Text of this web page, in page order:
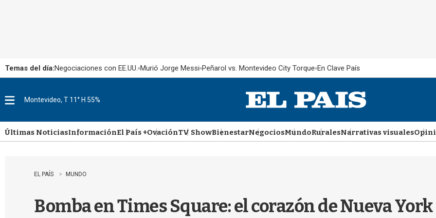
Temas del día:Negociaciones con EE.UU. Murió Jorge Messi Peñarol vs. Montevideo City Torque En Clave País
u
Montevideo, T 11° H 55%
Últimas NoticiasInformaciónEl País +OvaciónTV ShowBienestarNegociosMundoRuralesNarrativas visuales
EL PAÍS MUNDO
Bomba en Times Square: el corazón de Nueva